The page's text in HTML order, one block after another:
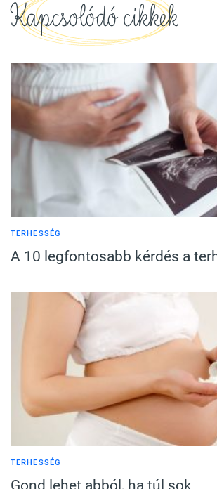
Kapcsolódó cikkek
TERHESSÉG
A 10 legfontosabb kérdés a
TERHESSÉG